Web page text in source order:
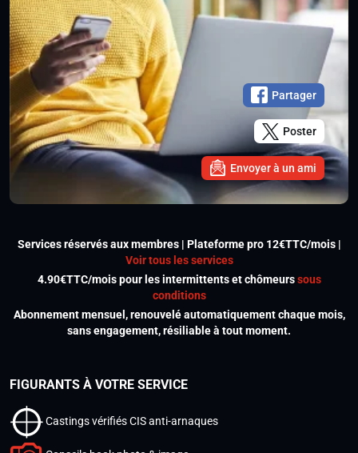
Partager
Poster
Envoyer à un ami
Services réservés aux membres | Plateforme pro 12€TTC/mois |
Voir tous les services
4.90€TTC/mois pour les intermittents et chômeurssous
conditions
Abonnement mensuel, renouvelé automatiquement chaque mois,
sans engagement, résiliable à tout moment.
FIGURANTS À VOTRE SERVICE
Castings vérifiés CIS anti-arnaques